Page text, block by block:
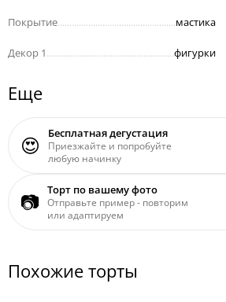
Покрытие мастика
Декор 1 фигурки
Еще
😍 Бесплатная дегустация
Приезжайте и попробуйте
любую начинку
📷 Торт по вашему фото
Отправьте пример - повторим
или адаптируем
Похожие торты